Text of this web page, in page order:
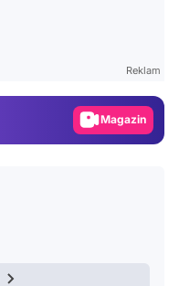
Reklam
Magazin